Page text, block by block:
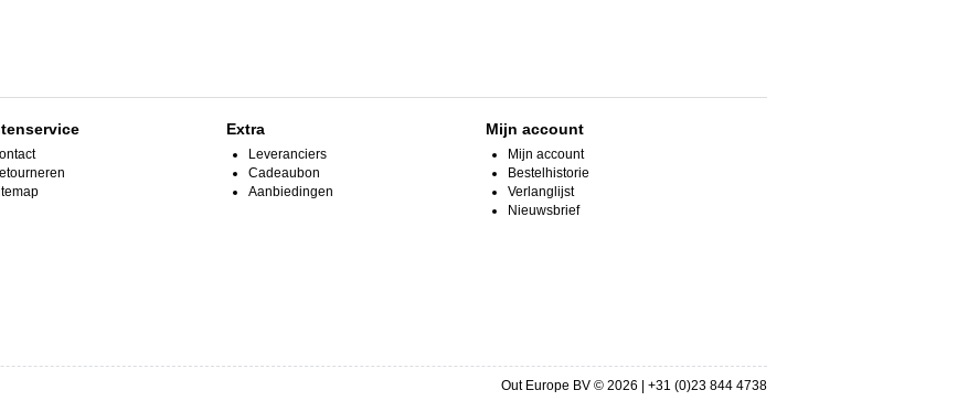
Extra
Leveranciers
Cadeaubon
Aanbiedingen
Mijn account
Mijn account
Bestelhistorie
Verlanglijst
Nieuwsbrief
Out Europe BV © 2026 | +31 (0)23 844 4738